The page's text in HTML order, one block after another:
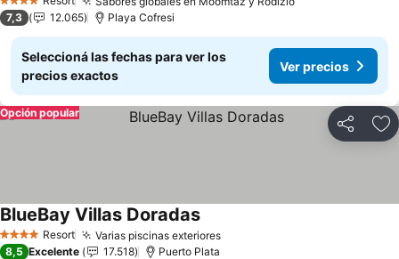
4 Estrellas Ver precios
7,3 12.065 Playa Cofresi
Seleccioná las fechas para ver los
precios exactos
Ver precios
Compartir
Opción popular
4 EstrellasResort Varias piscinas exterioresVer precios
BlueBay Villas DoradasVer precios
8,5 Excelente 17.518 Puerto Plata